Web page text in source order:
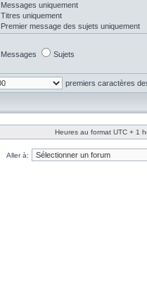
Messages uniquement
Titres uniquement
Premier message des sujets uniquement
Messages Sujets
premiers caractères
Heures au format UTC + 1
Aller à: